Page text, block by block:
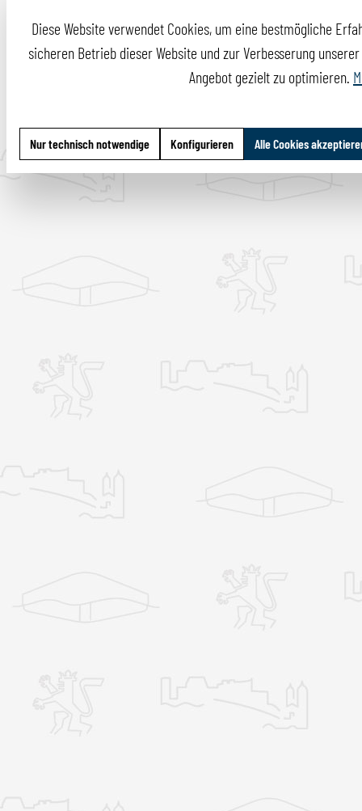
Diese Website verwendet Cookies, um eine bestmögliche
sicheren Betrieb dieser Website und zur Verbesserung
Angebot gezielt zu optimieren.
Nur technisch notwendige Konfigurieren Alle Cookies